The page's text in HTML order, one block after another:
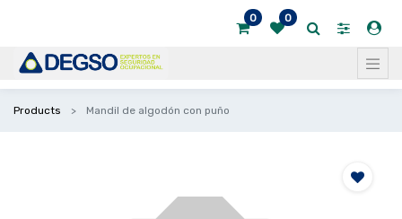
0 0
Products Mandil de algodón con puño